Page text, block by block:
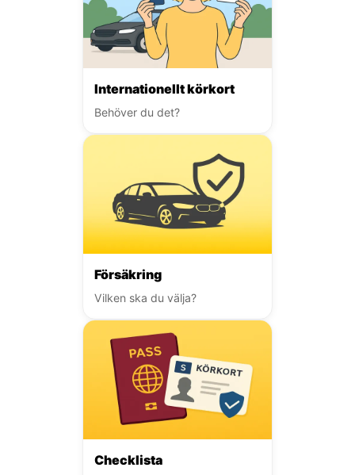
Internationellt körkort
Behöver du det?
Försäkring
Vilken ska du välja?
Checklista